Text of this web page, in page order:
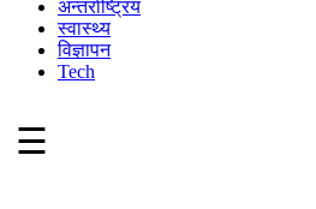
अन्तर्राष्ट्रिय
स्वास्थ्य
विज्ञापन
Tech
☰